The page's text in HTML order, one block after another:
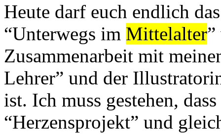
Heute darf euch endlich
“Unterwegs im Mittelalter
Zusammenarbeit mit
Lehrer” und der
ist. Ich muss gestehen,
“Herzensprojekt” und